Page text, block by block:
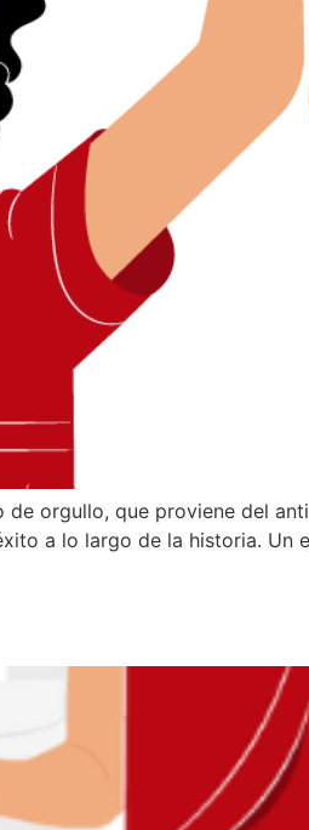
de orgullo, que proviene del
a lo largo de la historia.